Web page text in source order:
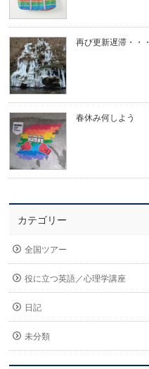
再び更新遅滞・・・
春休み何しよう
カテゴリー
全国ツアー
役に立つ英語／心理学講座
日記
未分類